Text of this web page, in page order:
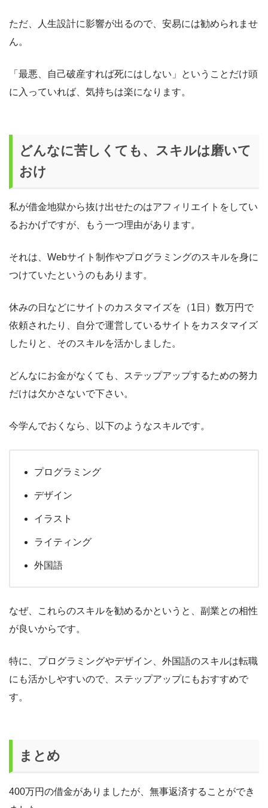
ただ、人生設計に影響が出るので、安易には勧められませ
ん。
「最悪、自己破産すれば死にはしない」ということだけ頭
に入っていれば、気持ちは楽になります。
どんなに苦しくても、スキルは磨いて
おけ
私が借金地獄から抜け出せたのはアフィリエイトをしてい
るおかげですが、もう一つ理由があります。
それは、Webサイト制作やプログラミングのスキルを身に
つけていたというのもあります。
休みの日などにサイトのカスタマイズを（1日）数万円で
依頼されたり、自分で運営しているサイトをカスタマイズ
したりと、そのスキルを活かしました。
どんなにお金がなくても、ステップアップするための努力
だけは欠かさないで下さい。
今学んでおくなら、以下のようなスキルです。
プログラミング
デザイン
イラスト
ライティング
外国語
なぜ、これらのスキルを勧めるかというと、副業との相性
が良いからです。
特に、プログラミングやデザイン、外国語のスキルは転職
にも活かしやすいので、ステップアップにもおすすめで
す。
まとめ
400万円の借金がありましたが、無事返済することができ